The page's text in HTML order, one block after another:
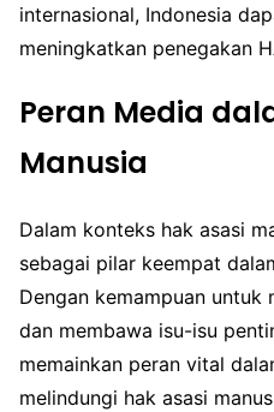
internasional, Indonesia
meningkatkan penegakan
Peran Media
Manusia
Dalam konteks hak asasi
sebagai pilar keempat
Dengan kemampuan
dan membawa isu-isu
memainkan peran vital
melindungi hak asasi